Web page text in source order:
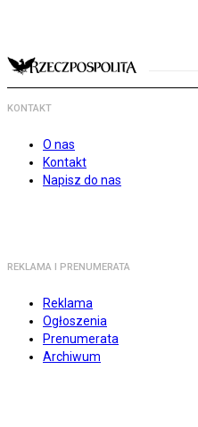
KONTAKT
O nas
Kontakt
Napisz do nas
REKLAMA I PRENUMERATA
Reklama
Ogłoszenia
Prenumerata
Archiwum